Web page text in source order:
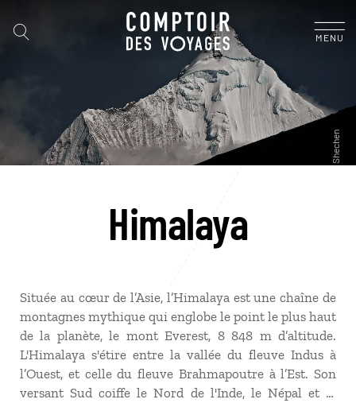
MENU
Himalaya
Située au cœur de l’Asie, l’Himalaya est une chaîne de
montagnes mythique qui englobe le point le plus haut
de la planète, le mont Everest, 8 848 m d’altitude.
L'Himalaya s'étire entre la vallée du fleuve Indus à
l’Ouest, et celle du fleuve Brahmapoutre à l’Est. Son
versant Sud coiffe le Nord de l'Inde, le Népal et le